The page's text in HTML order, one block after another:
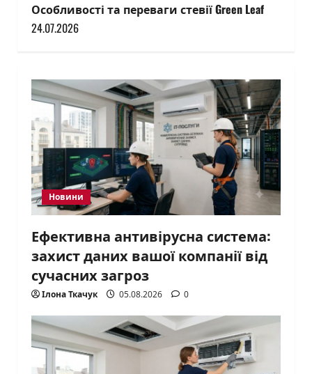
Особливості та переваги стевії Green Leaf
24.07.2026
Новини
Ефективна антивірусна система:
захист даних вашої компанії від
сучасних загроз
Ілона Ткачук 05.08.2026 0